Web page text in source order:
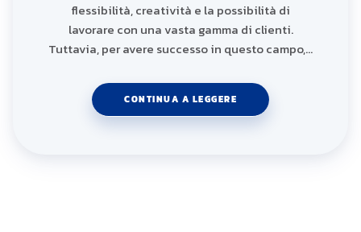
flessibilità, creatività e la possibilità di
lavorare con una vasta gamma di clienti.
Tuttavia, per avere successo in questo campo,…
CONTINUA A LEGGERE